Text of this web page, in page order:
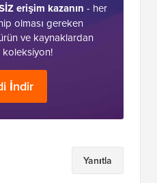
erişim kazanın - her
olması gereken
ve kaynaklardan
İndir
Yanıtla